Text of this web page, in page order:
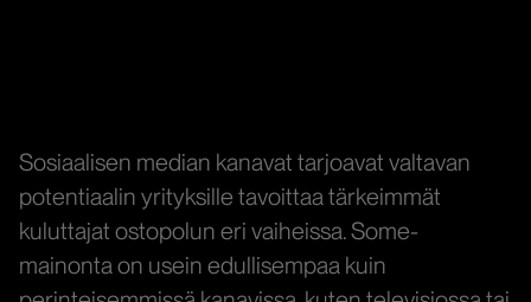
Sosiaalisen median kanavat tarjoavat valtavan
potentiaalin yrityksille tavoittaa tärkeimmät
kuluttajat ostopolun eri vaiheissa. Some-
mainonta on usein edullisempaa kuin